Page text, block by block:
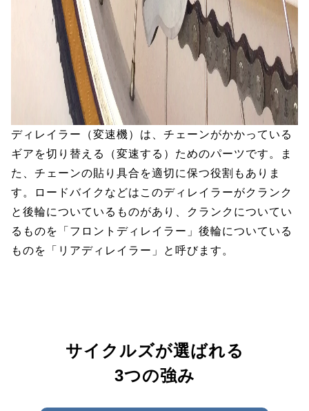
ディレイラー（変速機）は、チェーンがかかっている
ギアを切り替える（変速する）ためのパーツです。ま
た、チェーンの貼り具合を適切に保つ役割もありま
す。ロードバイクなどはこのディレイラーがクランク
と後輪についているものがあり、クランクについてい
るものを「フロントディレイラー」後輪についている
ものを「リアディレイラー」と呼びます。
サイクルズが選ばれる
3つの強み